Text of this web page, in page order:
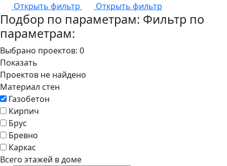
Открыть фильтр Открыть фильтр
Подбор по параметрам: Фильтр по
параметрам:
Выбрано проектов: 0
Показать
Проектов не найдено
Материал стен
Газобетон
Кирпич
Брус
Бревно
Каркас
Всего этажей в доме